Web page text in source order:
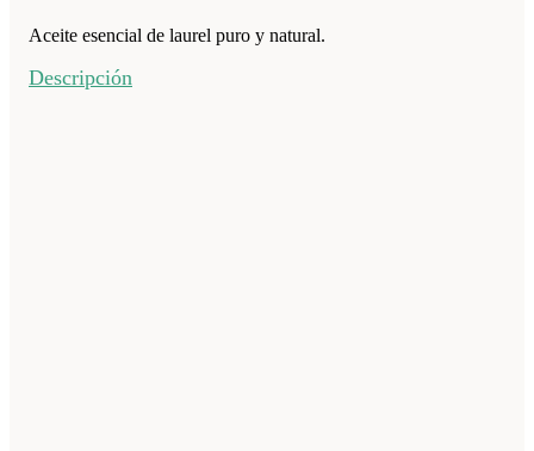
Aceite esencial de laurel puro y natural.
Descripción